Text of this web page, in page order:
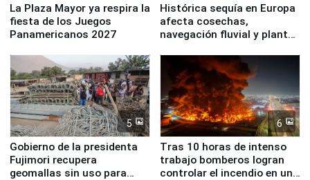
La Plaza Mayor ya respira la
fiesta de los Juegos
Panamericanos 2027
Histórica sequía en Europa
afecta cosechas,
navegación fluvial y plantas
5
Gobierno de la presidenta
Fujimori recupera
geomallas sin uso para
6
Tras 10 horas de intenso
trabajo bomberos logran
controlar el incendio en una